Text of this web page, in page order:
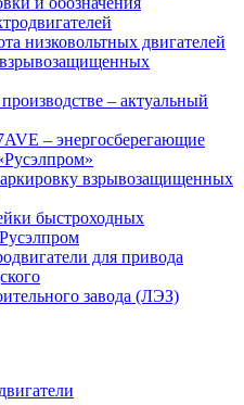
низковольтных двигателей
– актуальный
– энергосберегающие
взрывозащищенных
быстроходных
для привода
завода (ЛЭЗ)